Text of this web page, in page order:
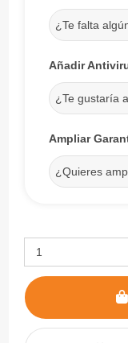
¿Te falta
Añadir
¿Te gustaría
Ampliar
¿Quieres